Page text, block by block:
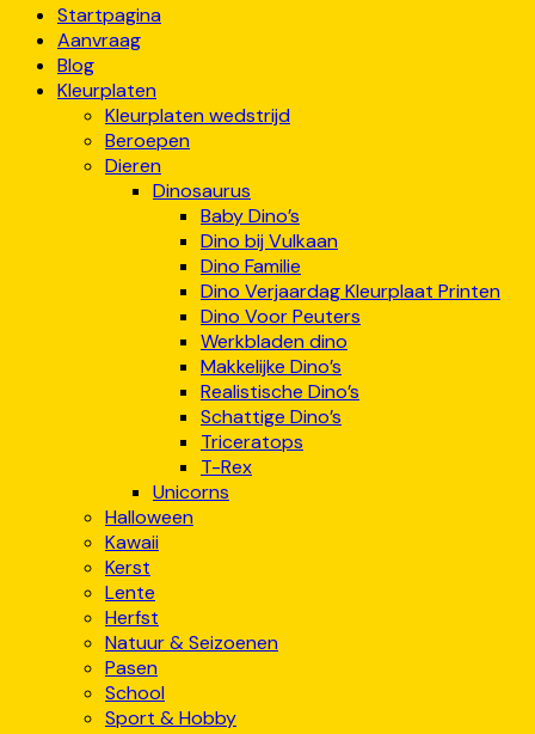
Startpagina
Aanvraag
Blog
Kleurplaten
Kleurplaten wedstrijd
Beroepen
Dieren
Dinosaurus
Baby Dino’s
Dino bij Vulkaan
Dino Familie
Dino Verjaardag Kleurplaat Printen
Dino Voor Peuters
Werkbladen dino
Makkelijke Dino’s
Realistische Dino’s
Schattige Dino’s
Triceratops
T-Rex
Unicorns
Halloween
Kawaii
Kerst
Lente
Herfst
Natuur & Seizoenen
Pasen
School
Sport & Hobby